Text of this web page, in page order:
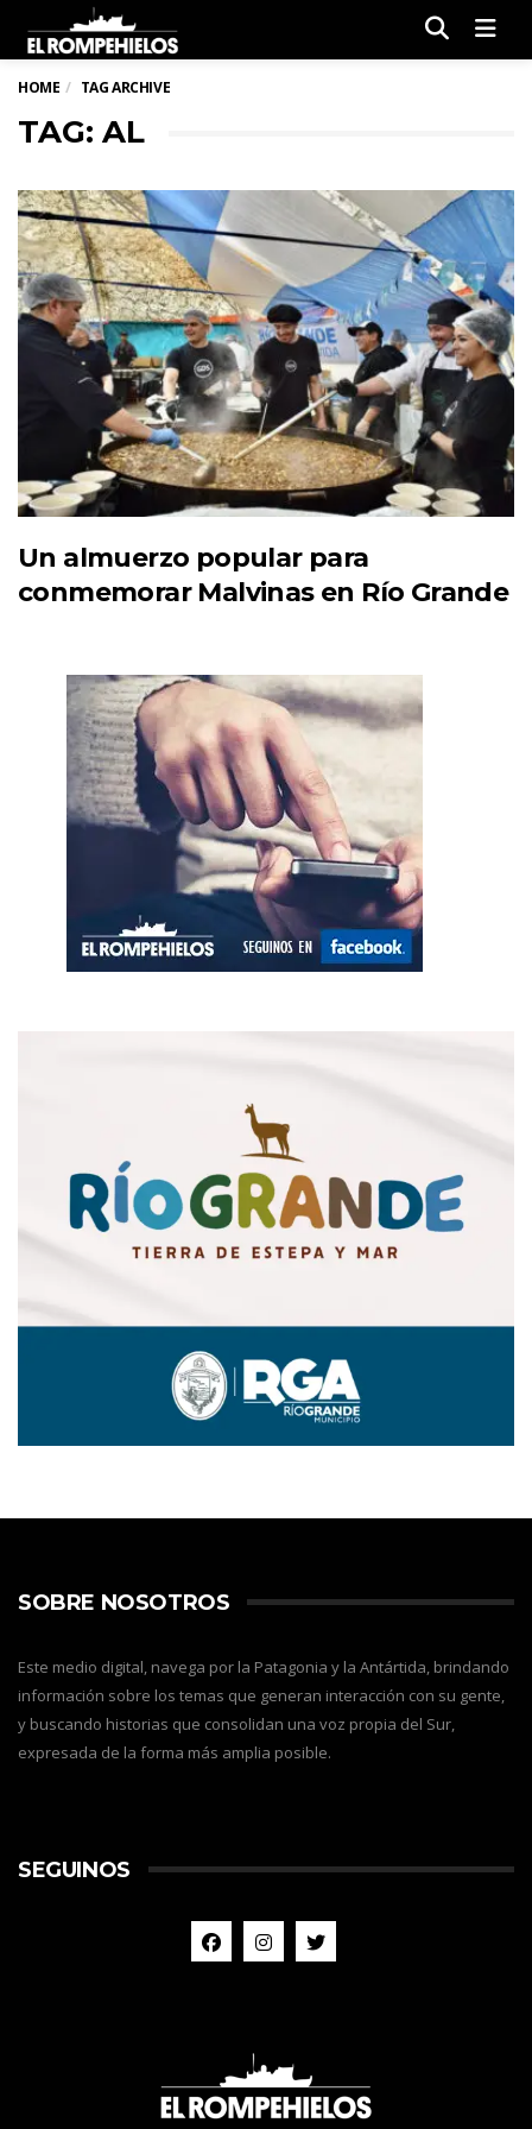
HOME TAG ARCHIVE
TAG: AL
Un almuerzo popular para
conmemorar Malvinas en Río Grande
SOBRE NOSOTROS
Este medio digital, navega por la Patagonia y la Antártida, brindando
información sobre los temas que generan interacción con su gente,
y buscando historias que consolidan una voz propia del Sur,
expresada de la forma más amplia posible.
SEGUINOS